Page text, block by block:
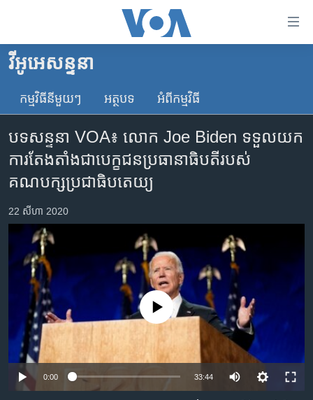
គេហទំព័រ​
ទាក់ទង
និង​
ចូល​
ទំព័រ​
ព័ត៌មាន​​
ម្តង
ចូល​
សម្ព័ន្ធ​
និង​
កម្ពុជា
អន្តរជាតិ
ព្រឹត្តិការណ៍ព័ត៌មាន
ទូរទស្សន៍ / វីដេអូ​
វិទ្យុ / ផតខាសថ៍
កម្មវិធីទាំងអស់
Khmer English
បណ្តាញ​សង្គម
វីអូអេសន្ទនា
កម្មវិធី​នីមួយៗ អត្ថបទ​ អំពី​កម្មវិធី​
បទសន្ទនា VOA៖ លោក Joe Biden ទទួលយក
ការតែងតាំងជាបេក្ខជនប្រធានាធិបតីរបស់
គណបក្សប្រជាធិបតេយ្យ
22 សីហា 2020
No media source currently available
0:00 33:44